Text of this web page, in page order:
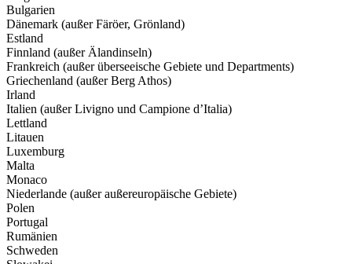
Bulgarien
Dänemark (außer Färöer, Grönland)
Estland
Finnland (außer Älandinseln)
Frankreich (außer überseeische Gebiete und Departments)
Griechenland (außer Berg Athos)
Irland
Italien (außer Livigno und Campione d’Italia)
Lettland
Litauen
Luxemburg
Malta
Monaco
Niederlande (außer außereuropäische Gebiete)
Polen
Portugal
Rumänien
Schweden